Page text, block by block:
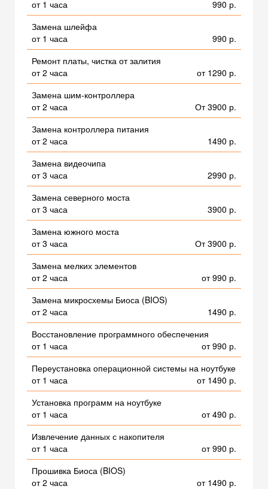
от 1 часа
990 р.
Замена шлейфа
от 1 часа
990 р.
Ремонт платы, чистка от залития
от 2 часа
от 1290 р.
Замена шим-контроллера
от 2 часа
От 3900 р.
Замена контроллера питания
от 2 часа
1490 р.
Замена видеочипа
от 3 часа
2990 р.
Замена северного моста
от 3 часа
3900 р.
Замена южного моста
от 3 часа
От 3900 р.
Замена мелких элементов
от 2 часа
от 990 р.
Замена микросхемы Биоса (BIOS)
от 2 часа
1490 р.
Восстановление программного обеспечения
от 1 часа
от 990 р.
Переустановка операционной системы на ноутбуке
от 1 часа
от 1490 р.
Установка программ на ноутбуке
от 1 часа
от 490 р.
Извлечение данных с накопителя
от 1 часа
от 990 р.
Прошивка Биоса (BIOS)
от 2 часа
от 1490 р.